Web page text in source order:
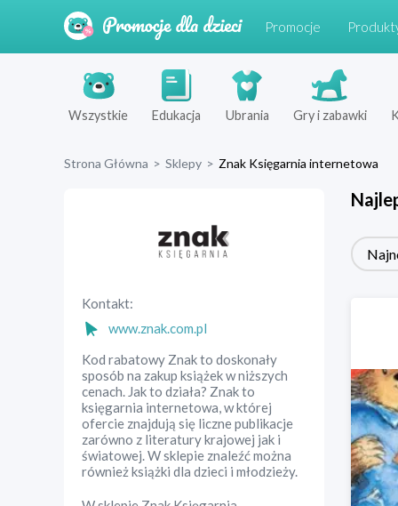
Promocje
Wszystkie Edukacja Ubrania Gry i zabawki
Strona Główna > Sklepy > Znak Księgarnia internetowa
Kontakt:
www.znak.com.pl
Kod rabatowy Znak to doskonały
sposób na zakup książek w niższych
cenach. Jak to działa? Znak to
księgarnia internetowa, w której
ofercie znajdują się liczne publikacje
zarówno z literatury krajowej jak i
światowej. W sklepie znaleźć można
również książki dla dzieci i młodzieży.